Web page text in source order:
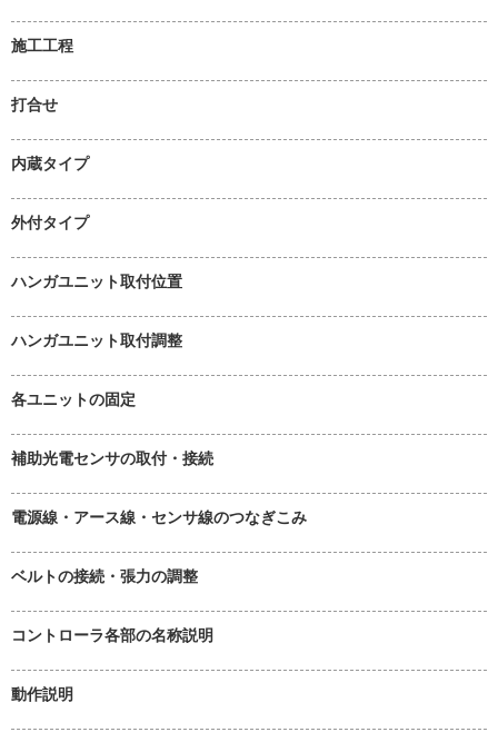
施工工程
打合せ
内蔵タイプ
外付タイプ
ハンガユニット取付位置
ハンガユニット取付調整
各ユニットの固定
補助光電センサの取付・接続
電源線・アース線・センサ線のつなぎこみ
ベルトの接続・張力の調整
コントローラ各部の名称説明
動作説明